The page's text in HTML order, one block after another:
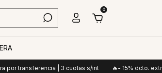
0
| 3 cuotas s/int 🔥- 15% dcto. extra por